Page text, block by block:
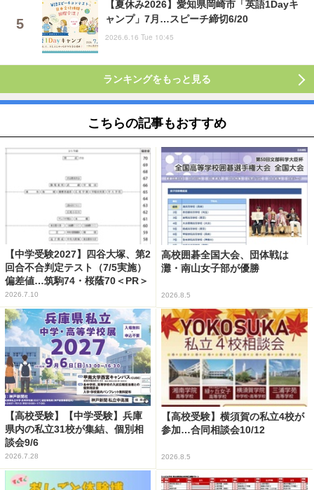
【夏休み2026】愛知県岡崎市「英語1Dayキ
ャンプ」7月…スピーチ締切6/20
2026.6.16 Tue 10:45
ランキングをもっと見る
こちらの記事もおすすめ
【中学受験2027】四谷大塚、第2
回合不合判定テスト（7/5実施）
偏差値…筑駒74・桜蔭70＜PR＞
2026.7.10
高校囲碁全国大会、団体戦は
灘・南山女子部が優勝
2026.8.5
【高校受験】【中学受験】兵庫
県内の私立31校が集結、個別相
談会9/6
2026.7.28
【高校受験】横須賀の私立4校が
参加…合同相談会10/12
2026.8.5